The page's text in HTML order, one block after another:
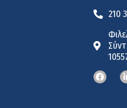
210